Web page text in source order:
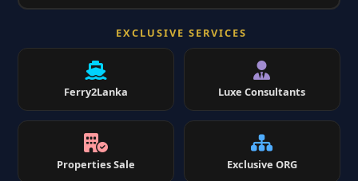
EXCLUSIVE SERVICES
Ferry2Lanka Luxe Consultants
Properties Sale Exclusive ORG